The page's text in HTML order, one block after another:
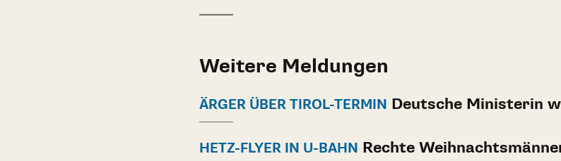
Weitere Meldungen
ÄRGER ÜBER TIROL-TERMIN Deutsche Ministerin
HETZ-FLYER IN U-BAHN Rechte